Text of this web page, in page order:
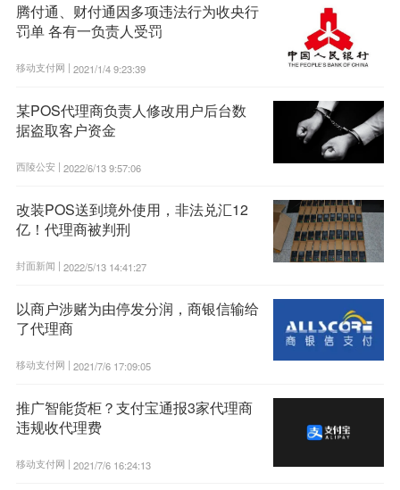
腾付通、财付通因多项违法行为收央行
罚单 各有一负责人受罚
移动支付网 | 2021/1/4 9:23:39
某POS代理商负责人修改用户后台数
据盗取客户资金
西陵公安 | 2022/6/13 9:57:06
改装POS送到境外使用，非法兑汇12
亿！代理商被判刑
封面新闻 | 2022/5/13 14:41:27
以商户涉赌为由停发分润，商银信输给
了代理商
移动支付网 | 2021/7/6 17:09:05
推广智能货柜？支付宝通报3家代理商
违规收代理费
移动支付网 | 2021/7/6 16:24:13